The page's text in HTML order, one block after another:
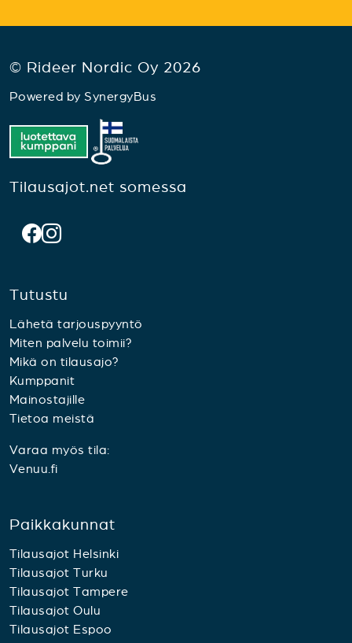
© Rideer Nordic Oy 2026
Powered by SynergyBus
Tilausajot.net somessa
Tutustu
Lähetä tarjouspyyntö
Miten palvelu toimii?
Mikä on tilausajo?
Kumppanit
Mainostajille
Tietoa meistä
Varaa myös tila:
Venuu.fi
Paikkakunnat
Tilausajot Helsinki
Tilausajot Turku
Tilausajot Tampere
Tilausajot Oulu
Tilausajot Espoo